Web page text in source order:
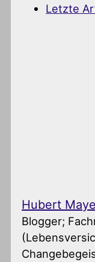
Letzte
Hubert
Blogger;